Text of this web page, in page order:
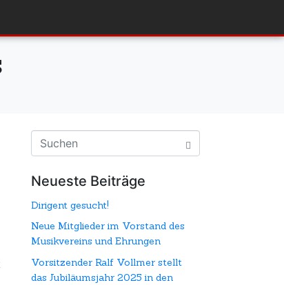
Neueste Beiträge
Dirigent gesucht!
Neue Mitglieder im Vorstand des
Musikvereins und Ehrungen
Vorsitzender Ralf Vollmer stellt
das Jubiläumsjahr 2025 in den